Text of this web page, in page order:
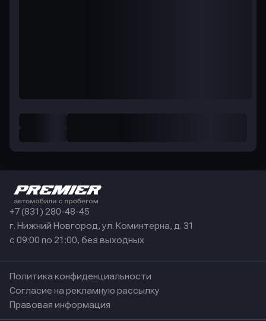
+7 (831) 280-48-45
г. Нижний Новгород, ул. Коминтерна, д. 31
с 09:00 по 21:00, без выходных
Политика конфиденциальности
Согласие на рекламную рассылку
Правовая информация